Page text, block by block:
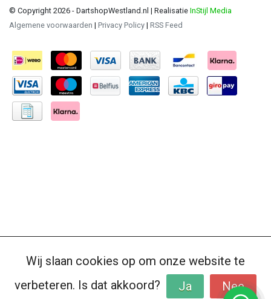
© Copyright 2026 - DartshopWestland.nl | Realisatie InStijl Media
Algemene voorwaarden | Privacy Policy | RSS Feed
Wij slaan cookies op om onze website te
verbeteren. Is dat akkoord?
Ja Nee